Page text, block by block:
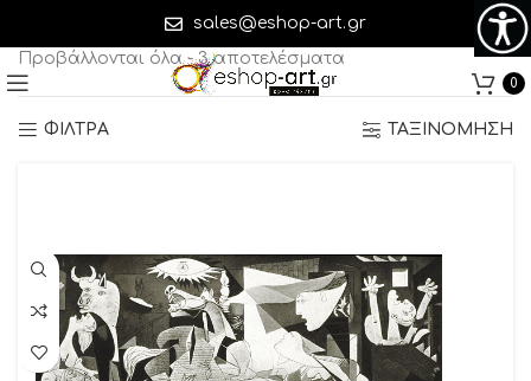
sales@eshop-art.gr
0
Προβάλλονται όλα - 3 αποτελέσματα
ΦΙΛΤΡΑ ΤΑΞΙΝΟΜΗΣΗ